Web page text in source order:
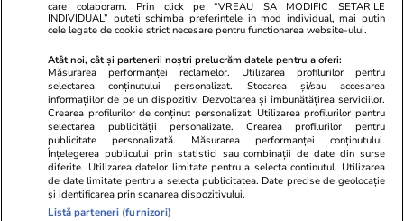
Judecătorii și procurorii, arși la buzunar pe
15.000 de lei
Citește mai multe
TRENDING
care colaboram. Prin click pe “VREAU SA MODIFIC SETARILE
INDIVIDUAL” puteti schimba preferintele in mod individual, mai putin
cele legate de cookie strict necesare pentru functionarea website-ului.
Atât noi, cât și partenerii noștri prelucrăm datele pentru a oferi:
Măsurarea performanței reclamelor. Utilizarea profilurilor pentru
selectarea conținutului personalizat. Stocarea și/sau accesarea
informațiilor de pe un dispozitiv. Dezvoltarea și îmbunătățirea serviciilor.
Crearea profilurilor de conținut personalizat. Utilizarea profilurilor pentru
selectarea publicității personalizate. Crearea profilurilor pentru
publicitate personalizată. Măsurarea performanței conținutului.
Înțelegerea publicului prin statistici sau combinații de date din surse
diferite. Utilizarea datelor limitate pentru a selecta conținutul. Utilizarea
de date limitate pentru a selecta publicitatea. Date precise de geolocație
și identificarea prin scanarea dispozitivului.
Listă parteneri (furnizori)